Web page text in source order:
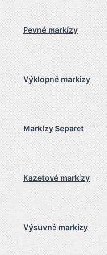
Pevné markízy
Výklopné markízy
Markízy Separet
Kazetové markízy
Výsuvné markízy